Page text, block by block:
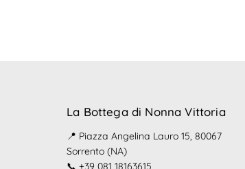
La Bottega di Nonna Vittoria
📍 Piazza Angelina Lauro 15, 80067
Sorrento (NA)
📞 +39 081 18163615